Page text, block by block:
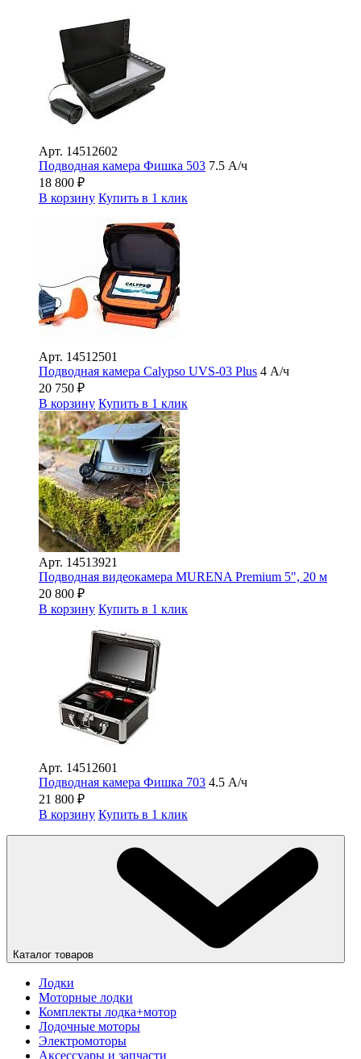
Арт. 14512602
Подводная камера Фишка 503 7.5 А/ч
18 800 ₽
В корзину Купить в 1 клик
Арт. 14512501
Подводная камера Сalypso UVS-03 Plus 4 А/ч
20 750 ₽
В корзину Купить в 1 клик
Арт. 14513921
Подводная видеокамера MURENA Premium 5", 20 м
20 800 ₽
В корзину Купить в 1 клик
Арт. 14512601
Подводная камера Фишка 703 4.5 А/ч
21 800 ₽
В корзину Купить в 1 клик
Каталог товаров
Лодки
Моторные лодки
Комплекты лодка+мотор
Лодочные моторы
Электромоторы
Аксессуары и запчасти